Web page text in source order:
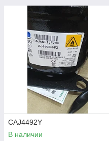
CAJ4492Y
В наличии